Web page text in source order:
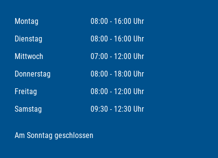
Montag
08:00 - 16:00 Uhr
Dienstag
08:00 - 16:00 Uhr
Mittwoch
07:00 - 12:00 Uhr
Donnerstag
08:00 - 18:00 Uhr
Freitag
08:00 - 12:00 Uhr
Samstag
09:30 - 12:30 Uhr
Am Sonntag geschlossen